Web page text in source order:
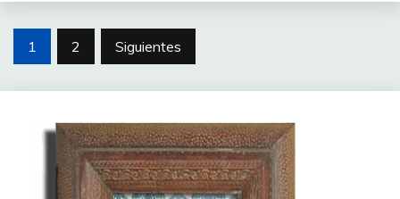
Paginación
1 2 Siguientes